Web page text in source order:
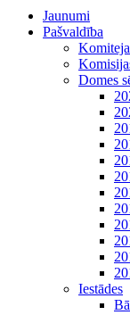
Jaunumi
Pašvaldība
Domes
Iestādes